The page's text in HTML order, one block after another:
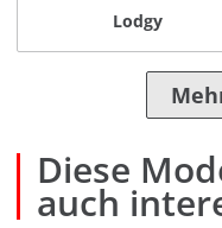
Lodgy
Diese
auch